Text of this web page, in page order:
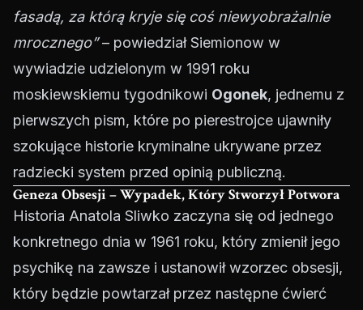
fasadą, za którą kryje się coś niewyobrażalnie
mrocznego”– powiedział Siemionow w
wywiadzie udzielonym w 1991 roku
moskiewskiemu tygodnikowi Ogonek, jednemu z
pierwszych pism, które po pierestrojce ujawniły
szokujące historie kryminalne ukrywane przez
radziecki system przed opinią publiczną.
Geneza Obsesji – Wypadek, Który Stworzył Potwora
Historia Anatola Sliwko zaczyna się od jednego
konkretnego dnia w 1961 roku, który zmienił jego
psychikę na zawsze i ustanowił wzorzec obsesji,
który będzie powtarzał przez następne ćwierć